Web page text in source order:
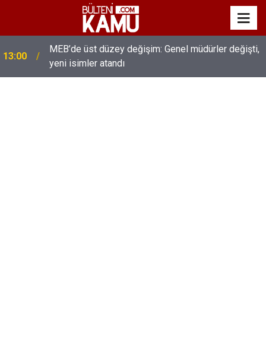
13:00
MEB’de üst düzey değişim: Genel müdürler değişti,
yeni isimler atandı